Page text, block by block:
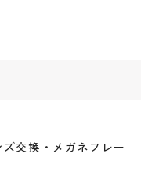
交換・メガネフレー